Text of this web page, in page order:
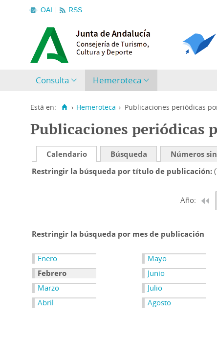
OAI RSS
Consulta Hemeroteca
Está en: › Hemeroteca › Publicaciones periódicas
Publicaciones periódicas
Calendario Búsqueda
Números
Restringir la búsqueda por título de publicación
Año:
Restringir la búsqueda por mes de publicación
Enero
Febrero
Marzo
Abril
Mayo
Junio
Julio
Agosto